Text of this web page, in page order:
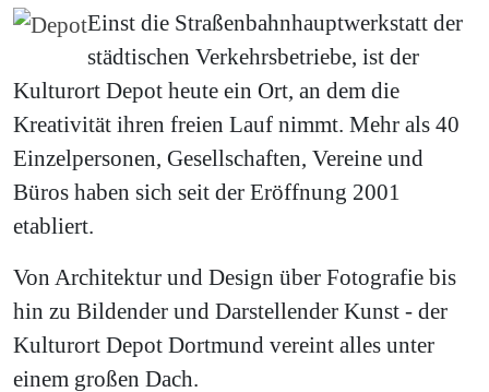
Einst die Straßenbahnhauptwerkstatt der
städtischen Verkehrsbetriebe, ist der
Kulturort Depot heute ein Ort, an dem die
Kreativität ihren freien Lauf nimmt. Mehr als 40
Einzelpersonen, Gesellschaften, Vereine und
Büros haben sich seit der Eröffnung 2001
etabliert.
Von Architektur und Design über Fotografie bis
hin zu Bildender und Darstellender Kunst - der
Kulturort Depot Dortmund vereint alles unter
einem großen Dach.